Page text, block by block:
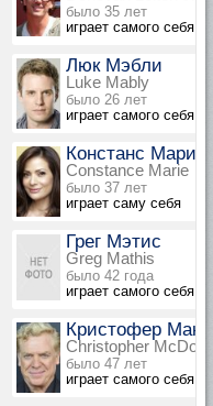
было 35 лет
играет самого себя
Люк Мэбли
Luke Mably
было 26 лет
играет самого себя
Констанс Мари
Constance Marie
было 37 лет
играет саму себя
Грег Мэтис
Greg Mathis
было 42 года
играет самого себя
Кристофер
Christopher
было 47 лет
играет самого себя